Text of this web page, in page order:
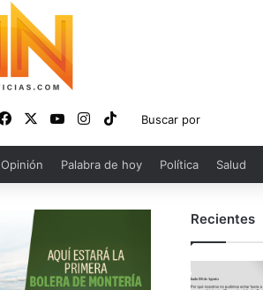
FacebookYouTubeInstagram
TikTok
Opinión Palabra de hoy Política Salud
Recientes